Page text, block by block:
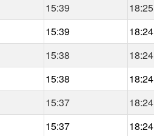
15:39 18:25
15:39 18:24
15:38 18:24
15:38 18:24
15:37 18:24
15:37 18:24